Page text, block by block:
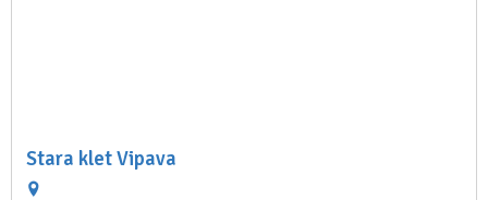
Stara klet Vipava